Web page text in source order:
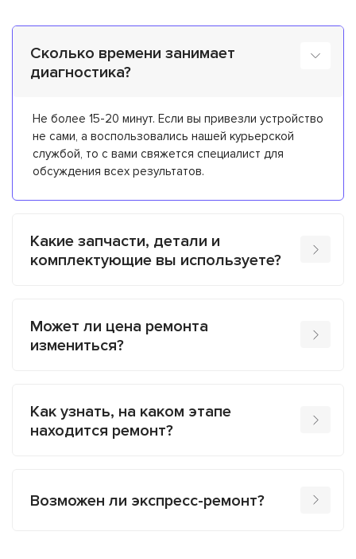
Сколько времени занимает
диагностика?
Не более 15-20 минут. Если вы привезли устройство
не сами, а воспользовались нашей курьерской
службой, то с вами свяжется специалист для
обсуждения всех результатов.
Какие запчасти, детали и
комплектующие вы используете?
Может ли цена ремонта
измениться?
Как узнать, на каком этапе
находится ремонт?
Возможен ли экспресс-ремонт?